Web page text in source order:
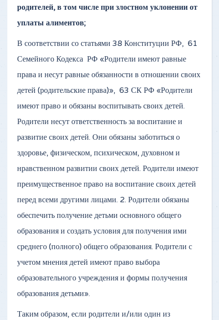
родителей, в том числе при злостном уклонении от
уплаты алиментов;
В соответствии со статьями 38 Конституции РФ, 61
Семейного Кодекса РФ «Родители имеют равные
права и несут равные обязанности в отношении своих
детей (родительские права)», 63 СК РФ «Родители
имеют право и обязаны воспитывать своих детей.
Родители несут ответственность за воспитание и
развитие своих детей. Они обязаны заботиться о
здоровье, физическом, психическом, духовном и
нравственном развитии своих детей. Родители имеют
преимущественное право на воспитание своих детей
перед всеми другими лицами. 2. Родители обязаны
обеспечить получение детьми основного общего
образования и создать условия для получения ими
среднего (полного) общего образования. Родители с
учетом мнения детей имеют право выбора
образовательного учреждения и формы получения
образования детьми».
Таким образом, если родители и/или один из